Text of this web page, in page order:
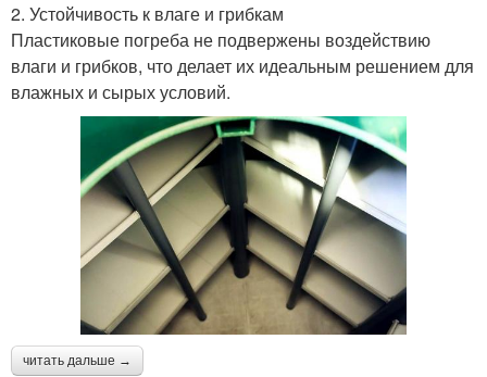
2. Устойчивость к влаге и грибкам
Пластиковые погреба не подвержены воздействию
влаги и грибков, что делает их идеальным решением для
влажных и сырых условий.
читать дальше →